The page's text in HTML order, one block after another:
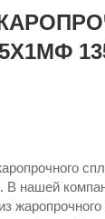
В нашей